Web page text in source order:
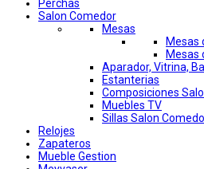
Perchas
Salon Comedor
Mesas
Mesas
Mesas
Aparador, Vitrina,
Estanterias
Composiciones
Muebles TV
Sillas Salon
Relojes
Zapateros
Mueble Gestion